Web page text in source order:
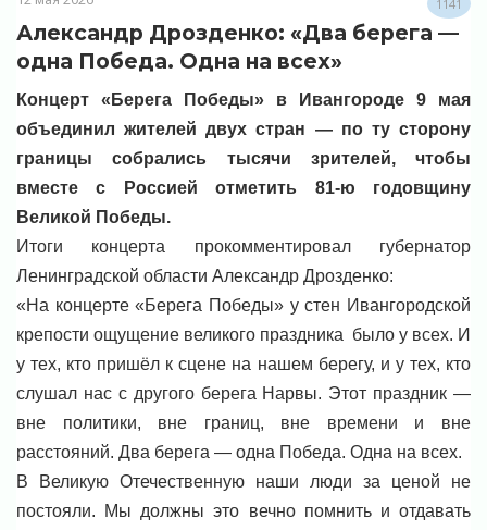
1141
Александр Дрозденко: «Два берега —
одна Победа. Одна на всех»
Концерт «Берега Победы» в Ивангороде 9 мая
объединил жителей двух стран — по ту сторону
границы собрались тысячи зрителей, чтобы
вместе с Россией отметить 81-ю годовщину
Великой Победы.
Итоги концерта прокомментировал губернатор
Ленинградской области Александр Дрозденко:
«На концерте «Берега Победы» у стен Ивангородской
крепости ощущение великого праздника было у всех. И
у тех, кто пришёл к сцене на нашем берегу, и у тех, кто
слушал нас с другого берега Нарвы. Этот праздник —
вне политики, вне границ, вне времени и вне
расстояний. Два берега — одна Победа. Одна на всех.
В Великую Отечественную наши люди за ценой не
постояли. Мы должны это вечно помнить и отдавать